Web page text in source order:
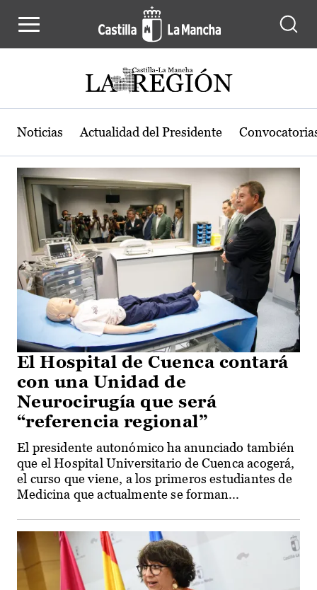
Actualidad de la región de Castilla-
Noticias Actualidad del Presidente
El Hospital de Cuenca contará
con una Unidad de
Neurocirugía que será
“referencia regional”
El presidente autonómico ha anunciado también
que el Hospital Universitario de Cuenca acogerá,
el curso que viene, a los primeros estudiantes de
Medicina que actualmente se forman...